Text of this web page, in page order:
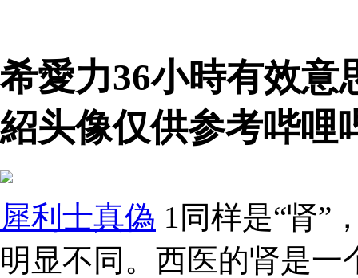
希愛力36小時有效意
紹头像仅供参考哔哩
犀利士真偽 1同样是“肾”
明显不同。西医的肾是